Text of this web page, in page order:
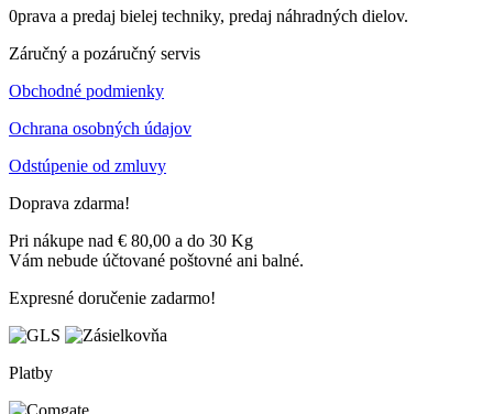
0prava a predaj bielej techniky, predaj náhradných dielov.
Záručný a pozáručný servis
Obchodné podmienky
Ochrana osobných údajov
Odstúpenie od zmluvy
Doprava zdarma!
Pri nákupe nad € 80,00 a do 30 Kg
Vám nebude účtované poštovné ani balné.
Expresné doručenie zadarmo!
Platby